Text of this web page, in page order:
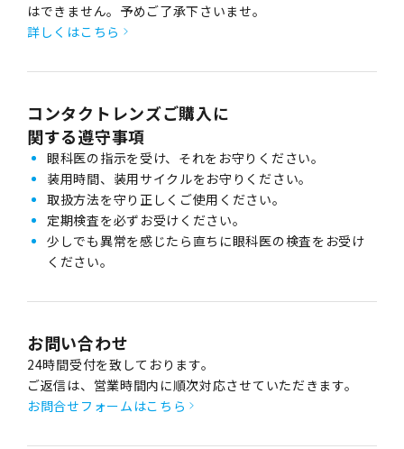
はできません。予めご了承下さいませ。
詳しくはこちら
コンタクトレンズご購入に
関する遵守事項
眼科医の指示を受け、それをお守りください。
装用時間、装用サイクルをお守りください。
取扱方法を守り正しくご使用ください。
定期検査を必ずお受けください。
少しでも異常を感じたら直ちに眼科医の検査をお受け
ください。
お問い合わせ
24時間受付を致しております。
ご返信は、営業時間内に順次対応させていただきます。
お問合せフォームはこちら